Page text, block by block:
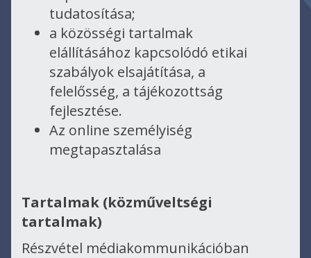
tudatosítása;
a közösségi tartalmak
elállításához kapcsolódó etikai
szabályok elsajátítása, a
felelősség, a tájékozottság
fejlesztése.
Az online személyiség
megtapasztalása
Tartalmak (közműveltségi
tartalmak)
Részvétel médiakommunikációban